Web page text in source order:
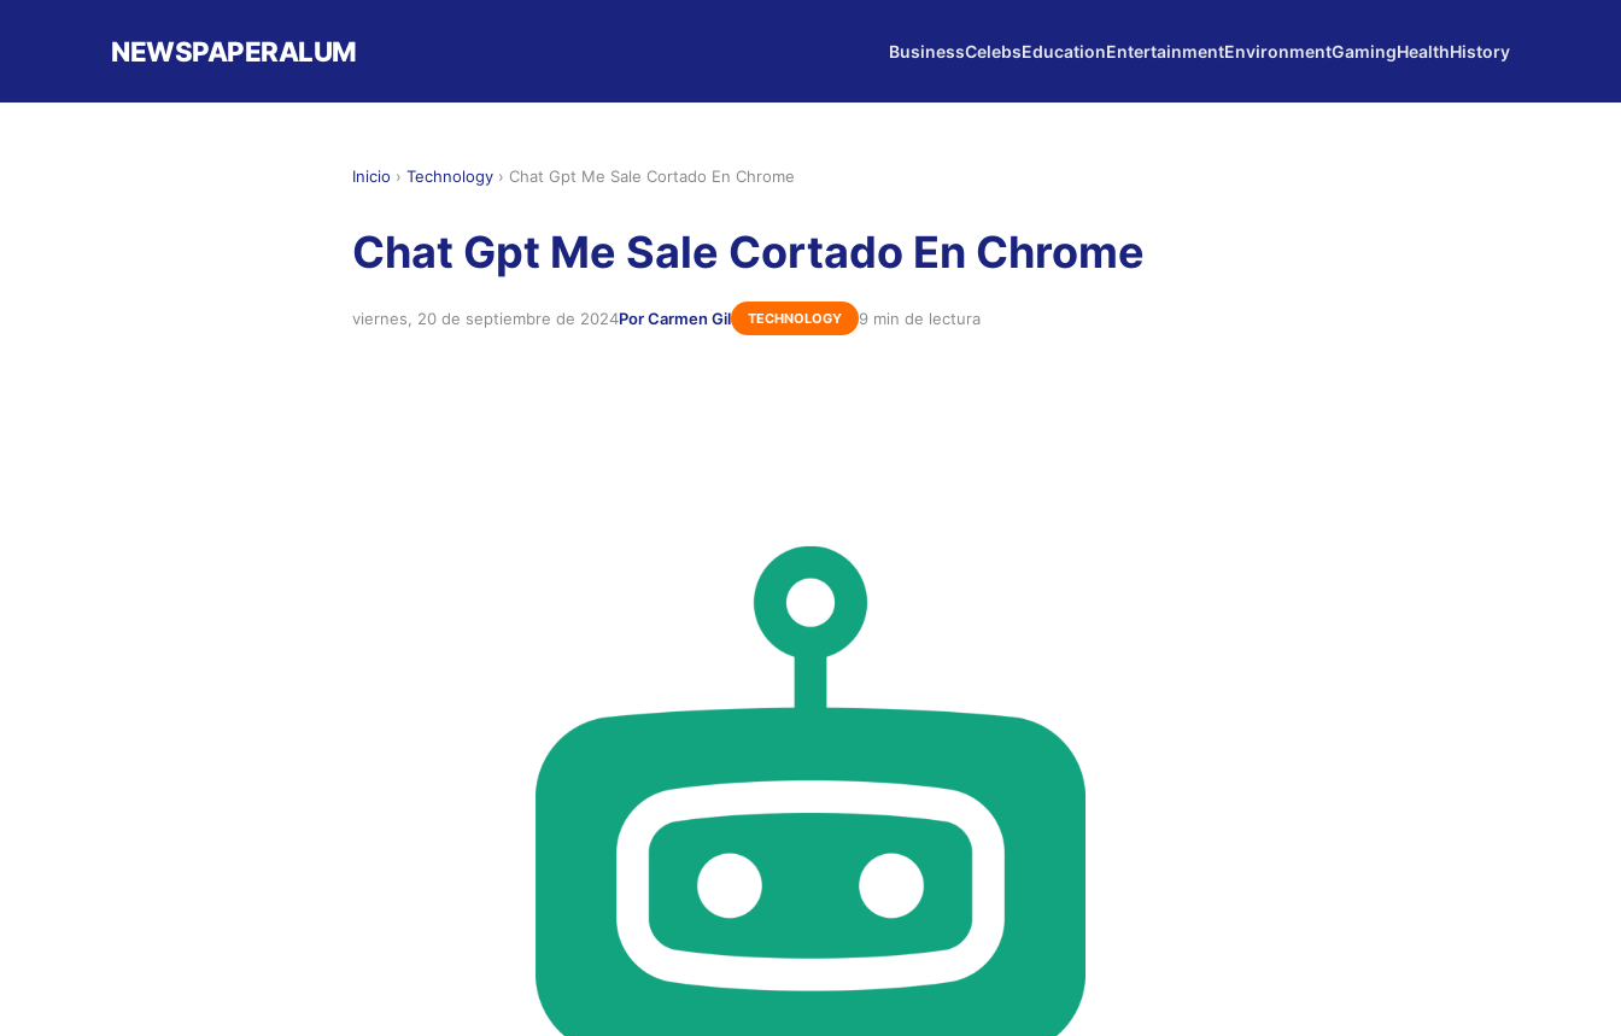
NEWSPAPERALUM BusinessCelebsEducationEntertainmentEnvironmentGamingHealthHistory
Inicio › Technology › Chat Gpt Me Sale Cortado En Chrome
Chat Gpt Me Sale Cortado En Chrome
viernes, 20 de septiembre de 2024Por Carmen Gil TECHNOLOGY 9 min de lectura